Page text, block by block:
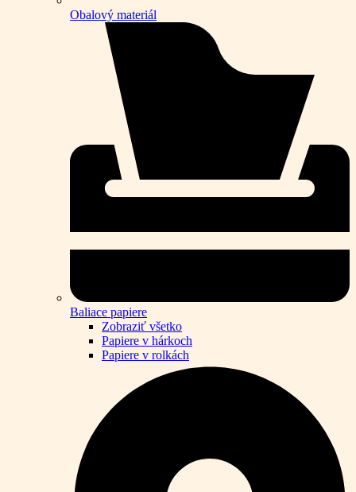
Obalový materiál
Baliace papiere
Zobraziť všetko
Papiere v hárkoch
Papiere v rolkách